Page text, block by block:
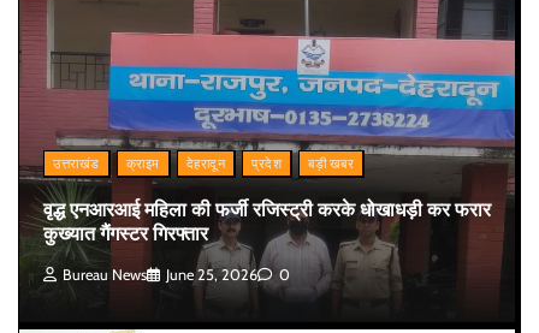
उत्तराखंड क्राइम देहरादून प्रदेश बड़ी खबर
वृद्ध एनआरआई महिला की फर्जी रजिस्ट्री करके धोखाधड़ी कर फरार
कुख्यात गैंगस्टर गिरफ्तार
Bureau News June 25, 2026 0